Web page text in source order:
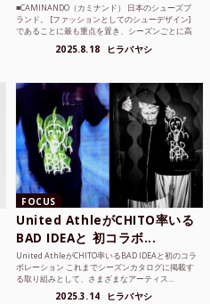
■CAMINANDO（カミナンド） 日本のシューズブ
ランド。 [ファッションとしてのシューデザイン]
であることに最も重点を置き、シーズンごとに高
2025.8.18 ヒラバヤシ
FOCUS
United AthleがCHITO率いる
BAD IDEAと 初コラボ...
United AthleがCHITO率いるBAD IDEAと初のコラ
ボレーション これまでシーズンカタログに掲載す
る取り組みとして、さまざまなアーティス...
2025.3.14 ヒラバヤシ